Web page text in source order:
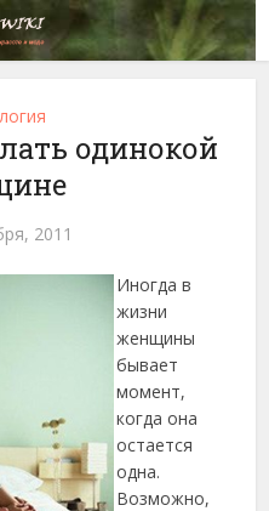
одинокой
2011
Иногда в
жизни
женщины
бывает
момент,
когда она
остается
одна.
Возможно,